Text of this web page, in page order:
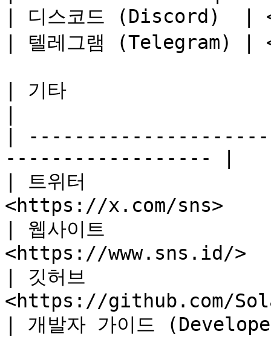
| 디스코드 (Discord)
| 텔레그램
| 기타
|
------------------ |
| 트위터
<https://x.com/
| 웹사이트
<https://
| 깃허브
<https://github.com/
| 개발자 가이드